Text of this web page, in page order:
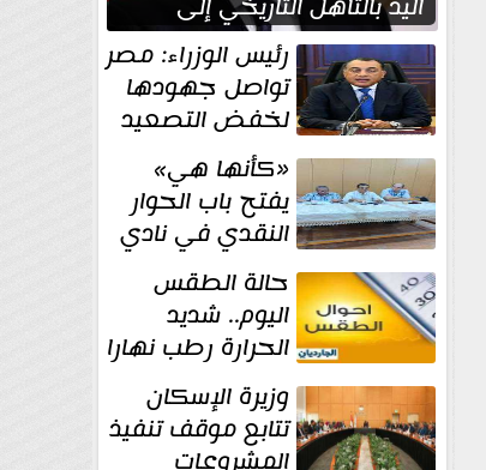
نصف نهائي كأس العالم
رئيس الوزراء: مصر
تواصل جهودها
لخفض التصعيد
والحفاظ على
الاستقرار الإقليمي«كأنها هي»
يفتح باب الحوار
النقدي في نادي
أدب مصر الجديدة
حالة الطقس
اليوم.. شديد
الحرارة رطب نهارا
مائل للحرارة رطب
ليلا.. و... وزيرة الإسكان
تتابع موقف تنفيذ
المشروعات